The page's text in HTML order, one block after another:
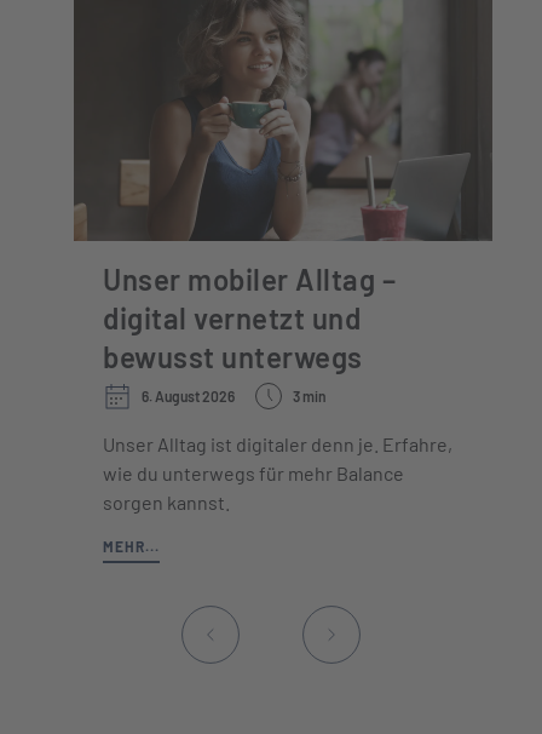
Unser mobiler Alltag –
digital vernetzt und
bewusst unterwegs
6. August 2026 3 min
Unser Alltag ist digitaler denn je. Erfahre,
wie du unterwegs für mehr Balance
sorgen kannst.
MEHR...